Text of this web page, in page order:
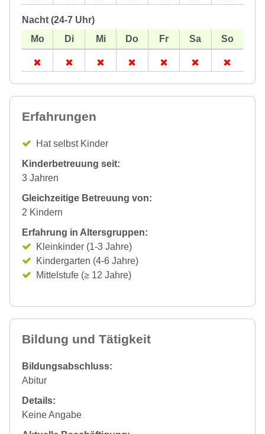
Nacht (24-7 Uhr)
Erfahrungen
Hat selbst Kinder
Kinderbetreuung seit:
3 Jahren
Gleichzeitige Betreuung von:
2 Kindern
Erfahrung in Altersgruppen:
Kleinkinder (1-3 Jahre)
Kindergarten (4-6 Jahre)
Mittelstufe (≥ 12 Jahre)
Bildung und Tätigkeit
Bildungsabschluss:
Abitur
Details:
Keine Angabe